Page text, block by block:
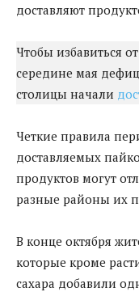
доставляют
Чтобы избавиться
середине мая
столицы начали
Четкие правила
доставляемых
продуктов могут
разные районы их
В конце октября
которые кроме
сахара добавили